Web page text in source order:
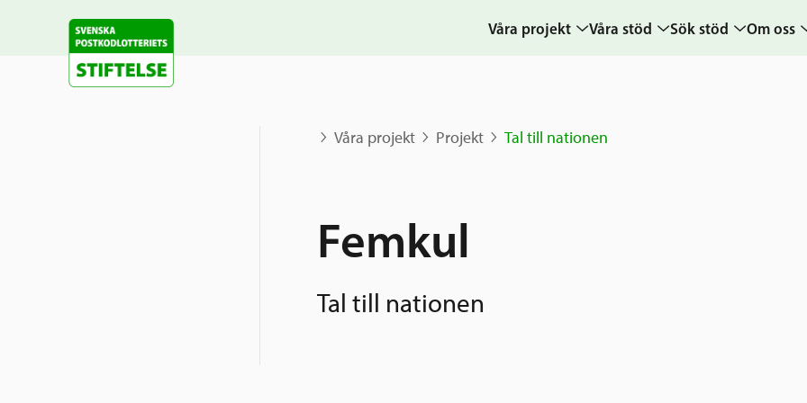
Våra projekt
Karta
Våra stöd
Grannskapsinitiativet
Sök stöd Om oss
Våra projekt Projekt Tal till nationen
Femkul
Tal till nationen